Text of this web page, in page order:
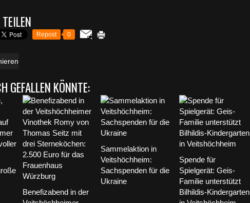
Repost 0
GEFALLEN KÖNNTE:
Benefizabend in der
Sammelaktion in
Veitshöchheim:
Sachspenden für die
Ukraine
Spende für
Spielgerät: Geis-
Familie unterstützt
Bilhildis-Kindergarten